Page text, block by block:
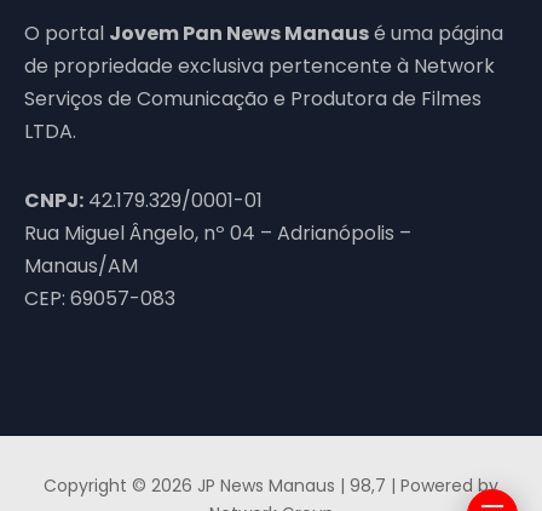
O portal Jovem Pan News Manausé uma página
de propriedade exclusiva pertencente à Network
Serviços de Comunicação e Produtora de Filmes
LTDA.
CNPJ: 42.179.329/0001-01
Rua Miguel Ângelo, nº 04 – Adrianópolis –
Manaus/AM
CEP: 69057-083
Copyright © 2026 JP News Manaus | 98,7 | Powered by